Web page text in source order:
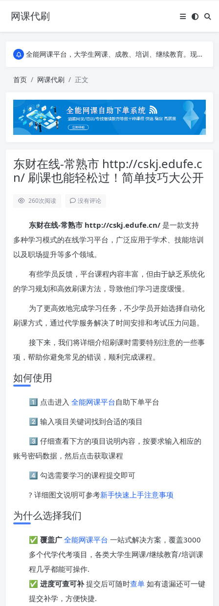
网课代刷
AI论文写作平台，根据真实文献内容生成论文
全能网课平台，大学生网课、成教、培训、继续教育。现已接入代刷代考项目3000+
全能网课平台，大学生网课、成教、培训、继续教育。现已接入代刷代考项目3000+
首页 网课代刷 正文
东财在线-常熟市 http://cskj.edufe.c
n/ 刷课也能轻松过！简单技巧大公开
260次阅读 没有评论
东财在线-常熟市 http://cskj.edufe.cn/ 是一款支持
多种学习模式的在线学习平台，广泛应用于学术、技能培训
以及职场提升等多个领域。
有些学员反馈，平台课程内容丰富，但由于缺乏系统化
的学习规划和高效刷课方法，导致他们学习进度缓慢。
为了更高效地完成学习任务，不少学员开始选择自动化
刷课方式，通过代学服务解决了时间安排和考试压力问题。
接下来，我们将详细介绍刷课时需要特别注意的一些事
项，帮助你避免常见的错误，顺利完成课程。
如何使用
1️⃣ 点击进入 全能网课平台自助下单平台
2️⃣ 输入项目关键词找到合适的项目
3️⃣ 仔细查看下方的项目说明内容，按要求输入相应的
账号密码数据，然后点击获取课程
4️⃣ 勾选需要学习的课程提交即可
? 详细图文说明可参考新手快速上手注意事项
为什么选择我们
✅ 覆盖广 全能网课平台 一站式解决方案，覆盖3000
多个代学代考项目，各类大学生网课/继续教育/培训课
程几乎都能可操作.
✅ 进度可查可补提交后可随时查单 如有遗漏还可一键
提交补学，方便快捷.